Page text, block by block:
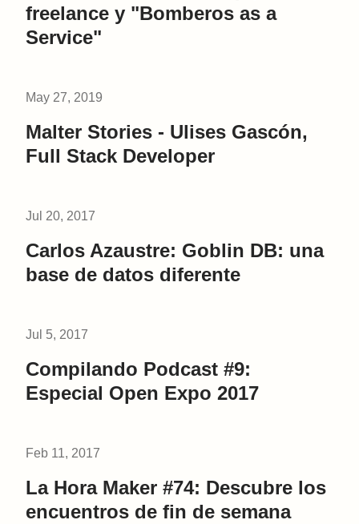
freelance y "Bomberos as a
Service"
May 27, 2019
Malter Stories - Ulises Gascón,
Full Stack Developer
Jul 20, 2017
Carlos Azaustre: Goblin DB: una
base de datos diferente
Jul 5, 2017
Compilando Podcast #9:
Especial Open Expo 2017
Feb 11, 2017
La Hora Maker #74: Descubre los
encuentros de fin de semana